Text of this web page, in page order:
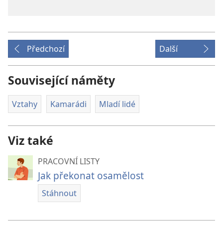
Předchozí Další
Související náměty
Vztahy Kamarádi Mladí lidé
Viz také
PRACOVNÍ LISTY
Jak překonat osamělost
Stáhnout